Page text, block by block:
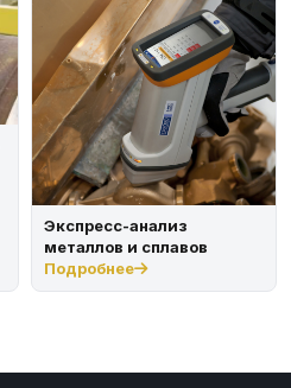
Экспресс-анализ
металлов и сплавов
Подробнее